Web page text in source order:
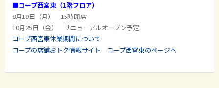
■コープ西宮東（1階フロア）
8月19日（月） 15時閉店
10月25日（金） リニューアルオープン予定
コープ西宮東休業期間について
コープの店舗おトク情報サイト コープ西宮東のページへ